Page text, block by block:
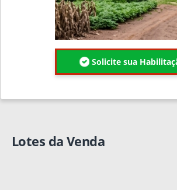
Solicite sua
Lotes da Venda